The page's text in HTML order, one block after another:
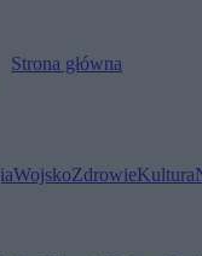
Strona główna
WojskoZdrowieKultura